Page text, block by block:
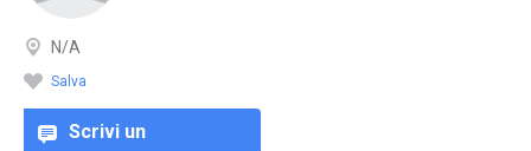
N/A
Salva
Scrivi un